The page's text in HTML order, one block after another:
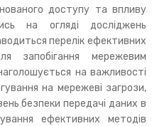
доступу та впливу
на огляді досліджень
перелік ефективних
запобігання мережевим
на важливості
на мережеві загрози,
безпеки передачі даних в
ефективних методів